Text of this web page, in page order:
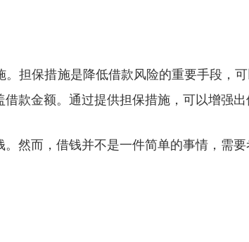
担保措施是降低借款风险的重要手段，
款金额。通过提供担保措施，可以增强
然而，借钱并不是一件简单的事情，需要